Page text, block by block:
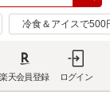
冷食＆アイスで500
楽天会員登録 ログイン